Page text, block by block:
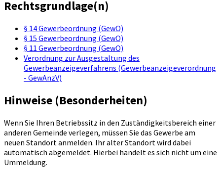
Rechtsgrundlage(n)
§ 14 Gewerbeordnung (GewO)
§ 15 Gewerbeordnung (GewO)
§ 11 Gewerbeordnung (GewO)
Verordnung zur Ausgestaltung des
Gewerbeanzeigeverfahrens (Gewerbeanzeigeverordnung
- GewAnzV)
Hinweise (Besonderheiten)
Wenn Sie Ihren Betriebssitz in den Zuständigkeitsbereich einer
anderen Gemeinde verlegen, müssen Sie das Gewerbe am
neuen Standort anmelden. Ihr alter Standort wird dabei
automatisch abgemeldet. Hierbei handelt es sich nicht um eine
Ummeldung.